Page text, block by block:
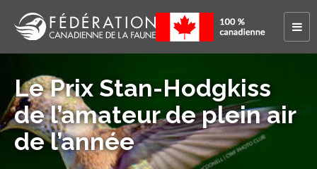
Le Prix Stan-Hodgkiss
de l’amateur de plein air
de l’année